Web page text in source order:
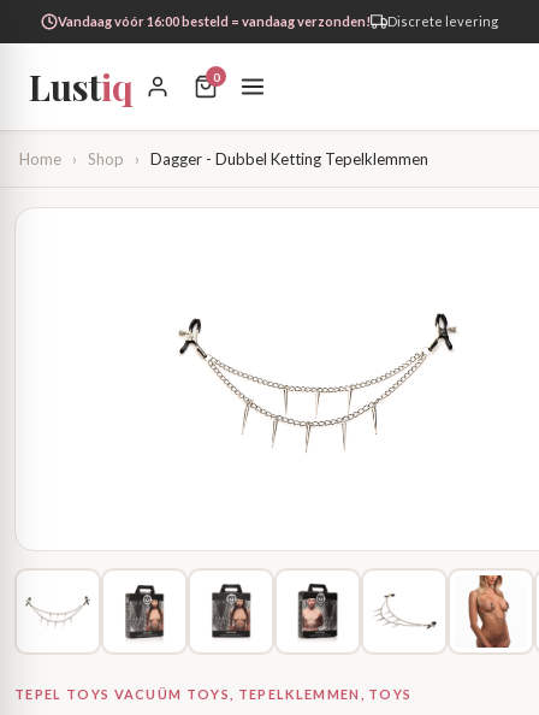
Vandaag vóór 16:00 besteld = vandaag verzonden! Discrete levering
Lustiq 0
Home › Shop › Dagger - Dubbel Ketting Tepelklemmen
TEPEL TOYS VACUÜM TOYS, TEPELKLEMMEN, TOYS